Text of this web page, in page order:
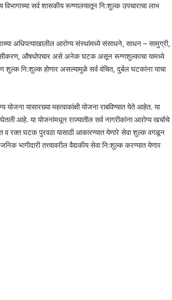
सर्व शासकीय रूग्णालयातून नि:शुल्क उपचाराचा लाभ
अधिपत्याखालील आरोग्य संस्थांमध्ये संसाधने, साधन – सामुग्री,
औषधोपचार असे अनेक घटक असून रूग्णशुल्काचा यामध्ये
शुल्क नि:शुल्क होणार असल्यामुळे सर्व वंचित, दुर्बल घटकांना याचा
यासारख्या महत्वाकांक्षी योजना राबविण्यात येते आहेत. या
आहे. या योजनांमधून राज्यातील सर्व नागरीकांना आरोग्य खर्चाचे
रक्त घटक पुरवठा यासाठी आकारण्यात येणारे सेवा शुल्क वगळून
भागीदारी तत्त्वावरील वैद्यकीय सेवा नि:शुल्क करण्यात येणार